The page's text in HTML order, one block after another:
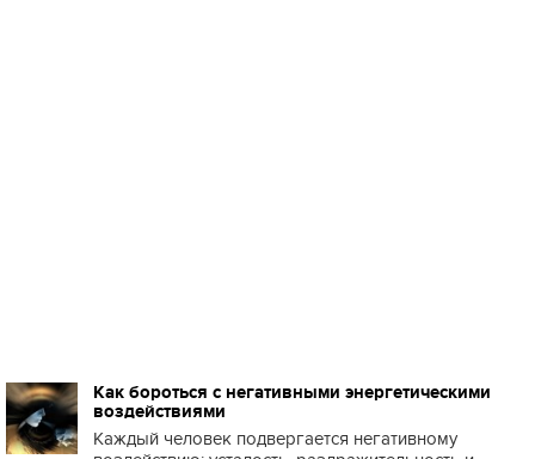
Как бороться с негативными энергетическими
воздействиями
Каждый человек подвергается негативному